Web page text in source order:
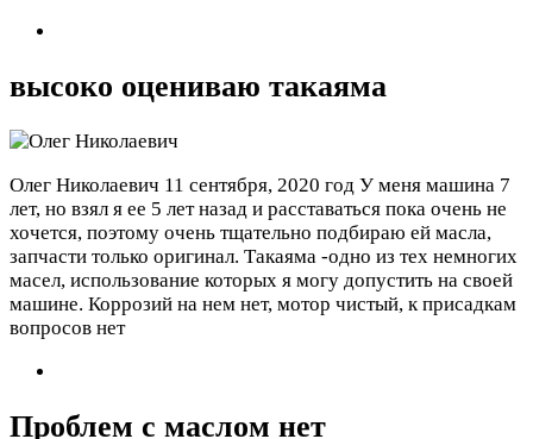
высоко оцениваю такаяма
Олег Николаевич 11 сентября, 2020 год У меня машина 7
лет, но взял я ее 5 лет назад и расставаться пока очень не
хочется, поэтому очень тщательно подбираю ей масла,
запчасти только оригинал. Такаяма -одно из тех немногих
масел, использование которых я могу допустить на своей
машине. Коррозий на нем нет, мотор чистый, к присадкам
вопросов нет
Проблем с маслом нет